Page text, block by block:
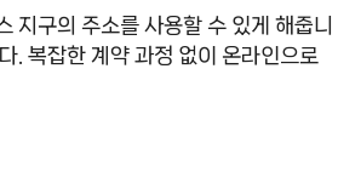
지구의 주소를 사용할 수 있게 해줍니
. 복잡한 계약 과정 없이 온라인으로